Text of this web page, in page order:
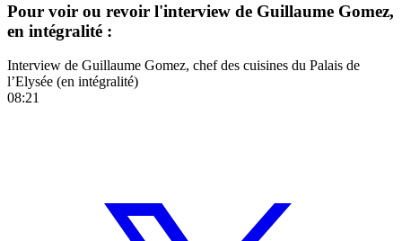
Pour voir ou revoir l'interview de Guillaume Gomez,
en intégralité :
Interview de Guillaume Gomez, chef des cuisines du Palais de
l’Elysée (en intégralité)
08:21